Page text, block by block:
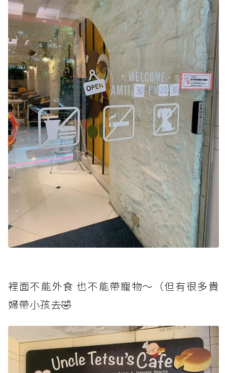
裡面不能外食 也不能帶寵物～（但有很多貴
婦帶小孩去🤣